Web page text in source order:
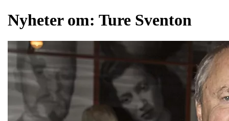
Nyheter om: Ture Sventon